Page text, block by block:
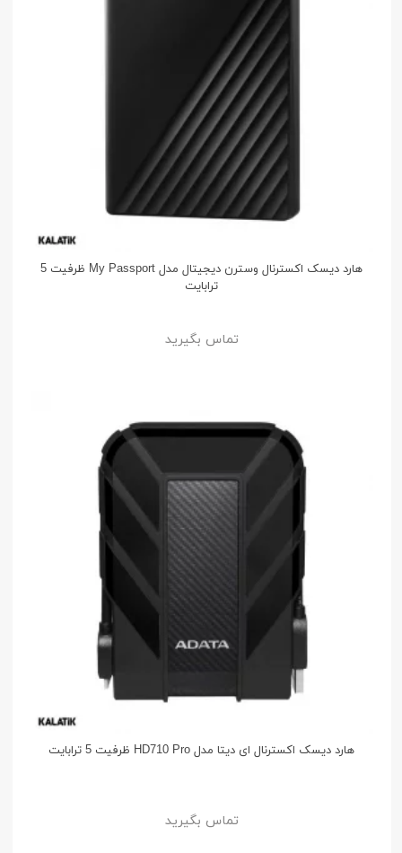
هارد دیسک اکسترنال وسترن دیجیتال مدل My Passport ظرفیت 5
ترابایت
تماس بگیرید
هارد دیسک اکسترنال ای دیتا مدل HD710 Pro ظرفیت 5 ترابایت
تماس بگیرید